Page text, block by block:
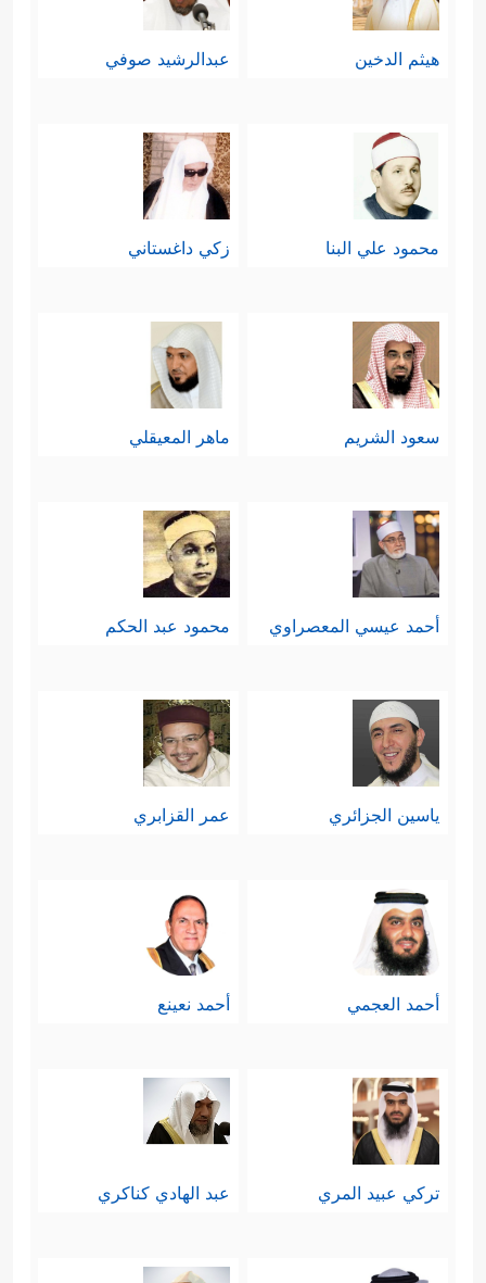
هيثم الدخين عبدالرشيد صوفي
محمود علي البنا زكي داغستاني
سعود الشريم ماهر المعيقلي
أحمد عيسي المعصراوي محمود عبد الحكم
ياسين الجزائري عمر القزابري
أحمد العجمي أحمد نعينع
تركي عبيد المري عبد الهادي كناكري